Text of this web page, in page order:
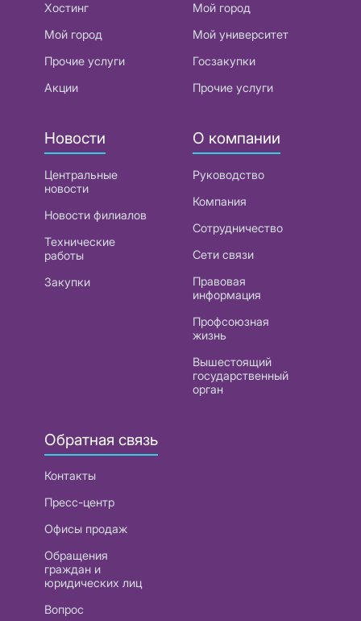
Хостинг
Мой город
Прочие услуги
Акции
Мой город
Мой университет
Госзакупки
Прочие услуги
Новости
Центральные
новости
Новости филиалов
Технические
работы
Закупки
О компании
Руководство
Компания
Сотрудничество
Сети связи
Правовая
информация
Профсоюзная
жизнь
Вышестоящий
государственный
орган
Обратная связь
Контакты
Пресс-центр
Офисы продаж
Обращения
граждан и
юридических лиц
Вопрос